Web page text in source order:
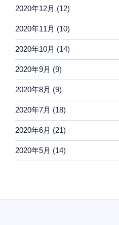
2020年12月 (12)
2020年11月 (10)
2020年10月 (14)
2020年9月 (9)
2020年8月 (9)
2020年7月 (18)
2020年6月 (21)
2020年5月 (14)